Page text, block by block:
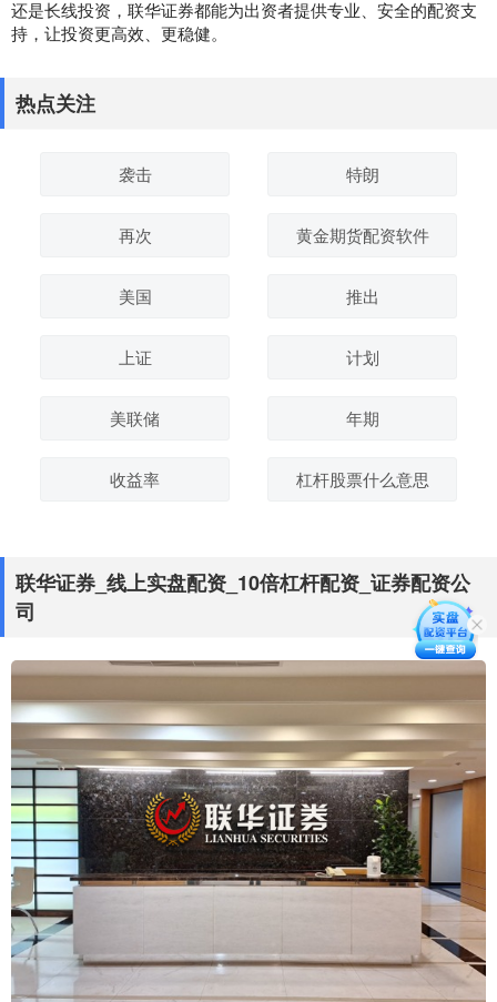
还是长线投资，联华证券都能为出资者提供专业、安全的配资支
持，让投资更高效、更稳健。
热点关注
袭击 特朗
再次 黄金期货配资软件
美国 推出
上证 计划
美联储 年期
收益率 杠杆股票什么意思
联华证券_线上实盘配资_10倍杠杆配资_证券配资公
司